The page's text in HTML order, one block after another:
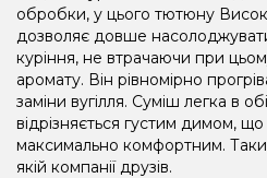
обробки, у цього тютюну
дозволяє довше
куріння, не втрачаючи при
аромату. Він рівномірно
заміни вугілля. Суміш легка в
відрізняється густим димом,
максимально комфортним.
якій компанії друзів.